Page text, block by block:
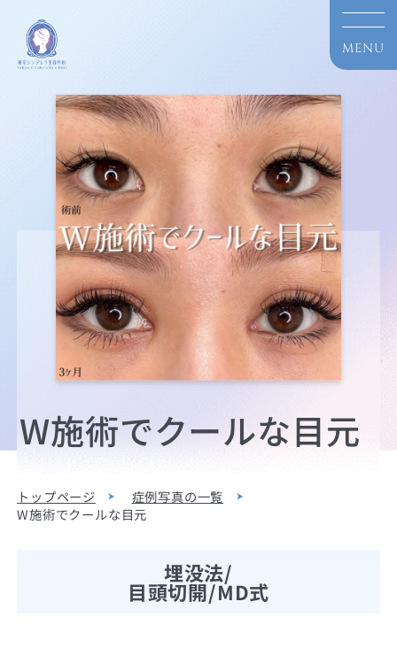
W施術でクールな目元
トップページ
症例写真の一覧
W施術でクールな目元
埋没法/
目頭切開/MD式